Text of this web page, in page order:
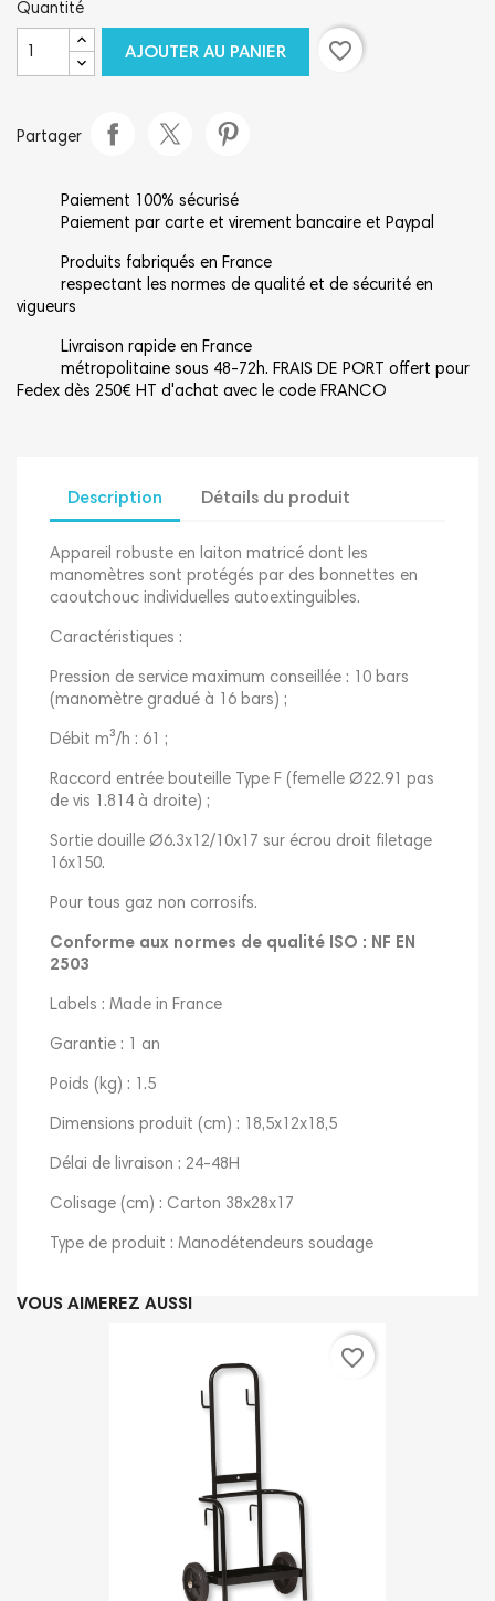
Quantité
AJOUTER AU PANIER favorite_border
Partager
Paiement 100% sécurisé
Paiement par carte et virement bancaire et Paypal
Produits fabriqués en France
respectant les normes de qualité et de sécurité en
vigueurs
Livraison rapide en France
métropolitaine sous 48-72h. FRAIS DE PORT offert pour
Fedex dès 250€ HT d'achat avec le code FRANCO
Description Détails du produit
Appareil robuste en laiton matricé dont les
manomètres sont protégés par des bonnettes en
caoutchouc individuelles autoextinguibles.
Caractéristiques :
Pression de service maximum conseillée : 10 bars
(manomètre gradué à 16 bars) ;
Débit m³/h : 61 ;
Raccord entrée bouteille Type F (femelle Ø22.91 pas
de vis 1.814 à droite) ;
Sortie douille Ø6.3x12/10x17 sur écrou droit filetage
16x150.
Pour tous gaz non corrosifs.
Conforme aux normes de qualité ISO : NF EN
2503
Labels : Made in France
Garantie : 1 an
Poids (kg) : 1.5
Dimensions produit (cm) : 18,5x12x18,5
Délai de livraison : 24-48H
Colisage (cm) : Carton 38x28x17
Type de produit : Manodétendeurs soudage
VOUS AIMEREZ AUSSI
favorite_border